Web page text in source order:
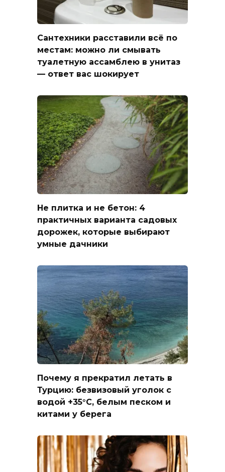
Сантехники расставили всё по
местам: можно ли смывать
туалетную ассамблею в унитаз
— ответ вас шокирует
Не плитка и не бетон: 4
практичных варианта садовых
дорожек, которые выбирают
умные дачники
Почему я прекратил летать в
Турцию: безвизовый уголок с
водой +35°C, белым песком и
китами у берега